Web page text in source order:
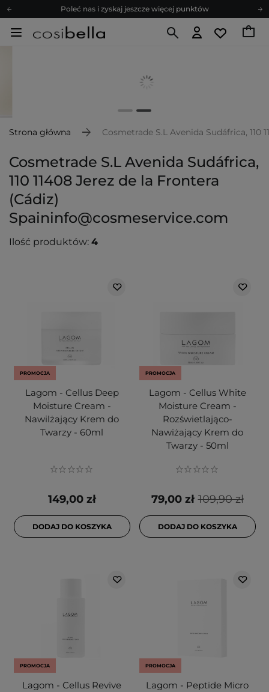
Poleć nas i zyskaj jeszcze więcej punktów
Zapisz się na newsletter pełen porad
Poleć nas i zyskaj jeszcze więcej punktów
Strona główna Cosmetrade S.L Avenida Sudáfrica,
Cosmetrade S.L Avenida Sudáfrica,
110 11408 Jerez de la Frontera
(Cádiz)
Spaininfo@cosmeservice.com
Ilość produktów: 4
PROMOCJA
Lagom - Cellus Deep
Moisture Cream -
Nawilżający Krem do
Twarzy - 60ml
149,00 zł
DODAJ DO KOSZYKA
PROMOCJA
Lagom - Cellus White
Moisture Cream -
Rozświetlająco-
Nawiżający Krem do
Twarzy - 50ml
109,90 zł
79,00 zł
DODAJ DO KOSZYKA
PROMOCJA
Lagom - Cellus Revive
PROMOCJA
Lagom - Peptide Micro